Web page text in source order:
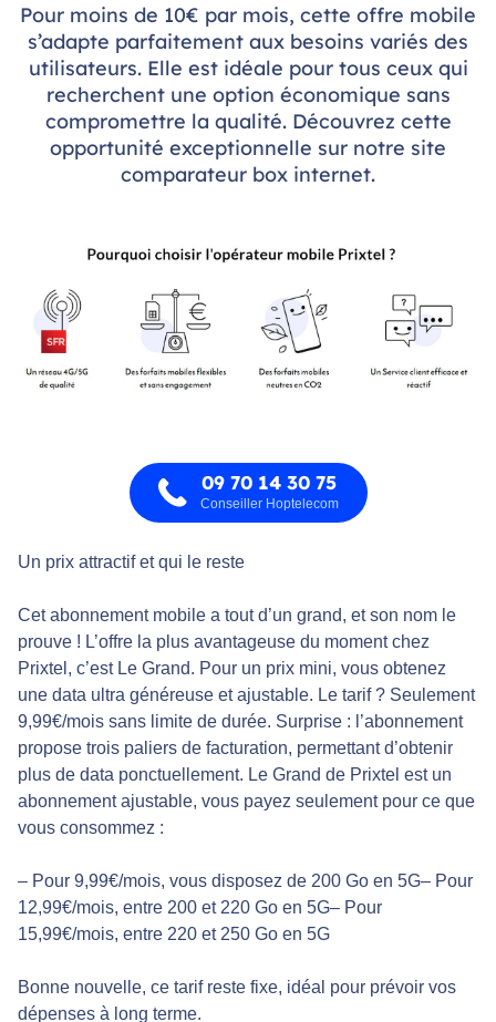
Pour moins de 10€ par mois, cette offre mobile
s’adapte parfaitement aux besoins variés des
utilisateurs. Elle est idéale pour tous ceux qui
recherchent une option économique sans
compromettre la qualité. Découvrez cette
opportunité exceptionnelle sur notre site
comparateur box internet.
09 70 14 30 75
Conseiller Hoptelecom
Un prix attractif et qui le reste
Cet abonnement mobile a tout d’un grand, et son nom le
prouve ! L’offre la plus avantageuse du moment chez
Prixtel, c’est Le Grand. Pour un prix mini, vous obtenez
une data ultra généreuse et ajustable. Le tarif ? Seulement
9,99€/mois sans limite de durée. Surprise : l’abonnement
propose trois paliers de facturation, permettant d’obtenir
plus de data ponctuellement. Le Grand de Prixtel est un
abonnement ajustable, vous payez seulement pour ce que
vous consommez :
– Pour 9,99€/mois, vous disposez de 200 Go en 5G– Pour
12,99€/mois, entre 200 et 220 Go en 5G– Pour
15,99€/mois, entre 220 et 250 Go en 5G
Bonne nouvelle, ce tarif reste fixe, idéal pour prévoir vos
dépenses à long terme.